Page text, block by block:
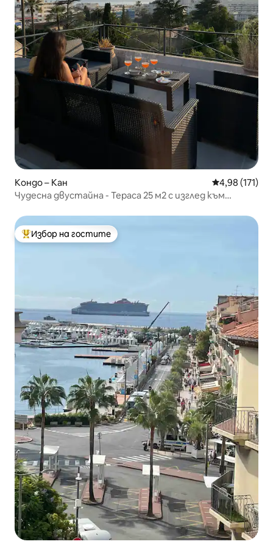
Кондо – Кан Средна
4,98 (171)
Чудесна двустайна - Тераса 25 м2 с изглед към
Най-популярен избор на гостите
Избор на гостите